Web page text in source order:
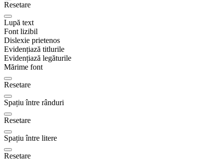
Resetare
Lupă text
Font lizibil
Dislexie prietenos
Evidențiază titlurile
Evidențiază legăturile
Mărime font
Resetare
Spațiu între rânduri
Resetare
Spațiu între litere
Resetare